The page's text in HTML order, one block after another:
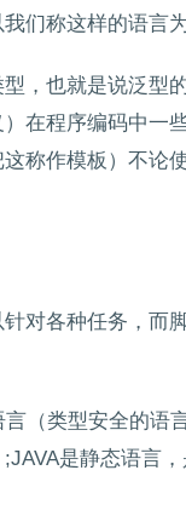
们称这样的语言
，也就是说泛型
在程序编码中一
称作模板）不论
对各种任务，而
（类型安全的语
是静态语言